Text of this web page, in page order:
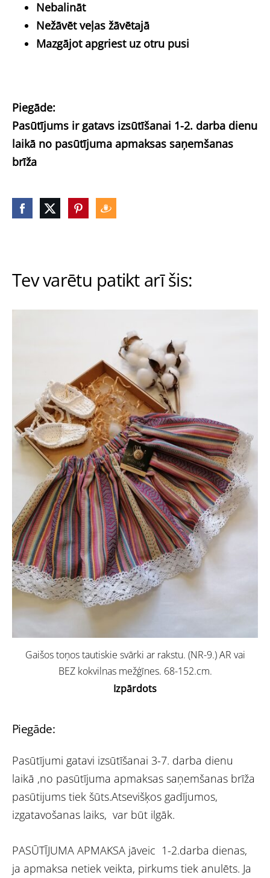
Piegāde:
Pasūtījumi gatavi izsūtīšanai 3-7. darba dienu
laikā ,no pasūtījuma apmaksas saņemšanas brīža
pasūtijums tiek šūts.Atsevišķos gadījumos,
izgatavošanas laiks, var būt ilgāk.
PASŪTĪJUMA APMAKSA jāveic 1-2.darba dienas,
ja apmaksa netiek veikta, pirkums tiek anulēts. Ja
Nebalināt
Nežāvēt veļas žāvētajā
Mazgājot apgriest uz otru pusi
Piegāde:
Pasūtījums ir gatavs izsūtīšanai 1-2. darba dienu
laikā no pasūtījuma apmaksas saņemšanas
brīža
Tev varētu patikt arī šis:
Gaišos toņos tautiskie svārki ar rakstu. (NR-9.) AR vai
BEZ kokvilnas mežģīnes. 68-152.cm.
Izpārdots